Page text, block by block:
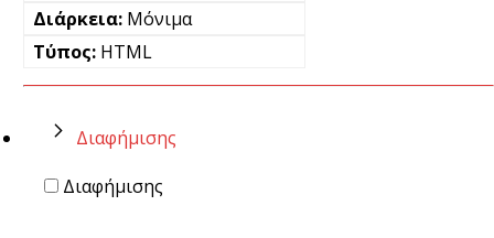
Μόνιμα
HTML
Διαφήμισης
Διαφήμισης